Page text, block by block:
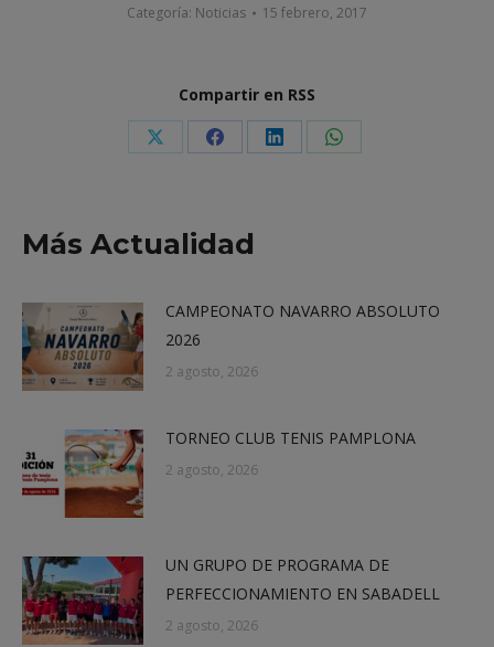
Categoría: Noticias 15 febrero, 2017
Compartir en RSS
Share Share Share Share
Más Actualidad
CAMPEONATO NAVARRO ABSOLUTO
2026
2 agosto, 2026
TORNEO CLUB TENIS PAMPLONA
2 agosto, 2026
UN GRUPO DE PROGRAMA DE
PERFECCIONAMIENTO EN SABADELL
2 agosto, 2026